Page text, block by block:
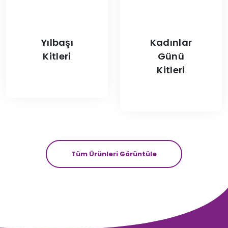
Yılbaşı
Kitleri
Kadınlar
Günü
Kitleri
Tüm Ürünleri Görüntüle